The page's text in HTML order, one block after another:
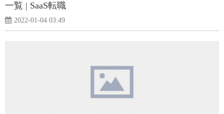
一覧 | SaaS転職
2022-01-04 03:49